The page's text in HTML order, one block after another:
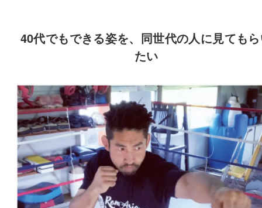
40代でもできる姿を、同世代の人に見ても
たい